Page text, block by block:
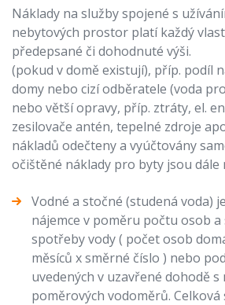
Náklady na služby spojené s
nebytových prostor platí každý
předepsané či dohodnuté výši.
(pokud v domě existují), příp. podíl
domy nebo cizí odběratele (voda
nebo větší opravy, příp. ztráty, el.
zesilovače antén, tepelné zdroje
nákladů odečteny a vyúčtovány
očištěné náklady pro byty jsou dále
Vodné a stočné (studená voda)
nájemce v poměru počtu osob a
spotřeby vody ( počet osob
měsíců x směrné číslo ) nebo
uvedených v uzavřené dohodě s
poměrových vodoměrů.